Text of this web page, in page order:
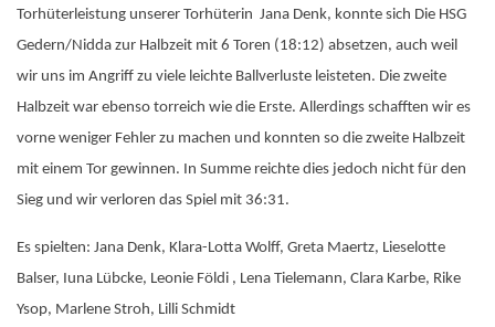
Torhüterleistung unserer Torhüterin Jana Denk, konnte sich Die HSG
Gedern/Nidda zur Halbzeit mit 6 Toren (18:12) absetzen, auch weil
wir uns im Angriff zu viele leichte Ballverluste leisteten. Die zweite
Halbzeit war ebenso torreich wie die Erste. Allerdings schafften wir es
vorne weniger Fehler zu machen und konnten so die zweite Halbzeit
mit einem Tor gewinnen. In Summe reichte dies jedoch nicht für den
Sieg und wir verloren das Spiel mit 36:31.
Es spielten: Jana Denk, Klara-Lotta Wolff, Greta Maertz, Lieselotte
Balser, Iuna Lübcke, Leonie Földi , Lena Tielemann, Clara Karbe, Rike
Ysop, Marlene Stroh, Lilli Schmidt